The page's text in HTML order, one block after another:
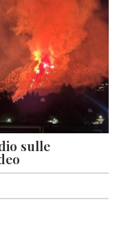
sulle